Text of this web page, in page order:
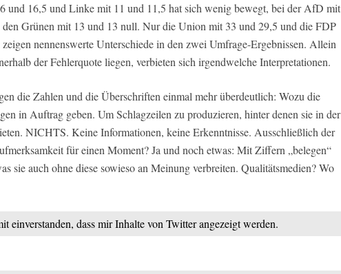
und 16,5 und Linke mit 11 und 11,5 hat sich wenig bewegt, bei der AfD mit
den Grünen mit 13 und 13 null. Nur die Union mit 33 und 29,5 und die FDP
nennenswerte Unterschiede in den zwei Umfrage-Ergebnissen. Allein
der Fehlerquote liegen, verbieten sich irgendwelche Interpretationen.
die Zahlen und die Überschriften einmal mehr überdeutlich: Wozu die
in Auftrag geben. Um Schlagzeilen zu produzieren, hinter denen sie in der
NICHTS. Keine Informationen, keine Erkenntnisse. Ausschließlich der
für einen Moment? Ja und noch etwas: Mit Ziffern „belegen“
sie auch ohne diese sowieso an Meinung verbreiten. Qualitätsmedien? Wo
einverstanden, dass mir Inhalte von Twitter angezeigt werden.